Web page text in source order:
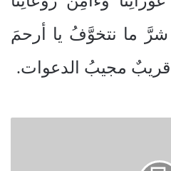
شرَّ ما نتخوَّفُ يا أرحمَ
قريبٌ مجيبُ الدعوات.